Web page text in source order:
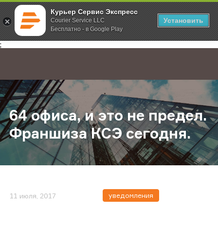
Курьер Сервис Экспресс
Courier Service LLC
Бесплатно - в Google Play
Установить
;
Главная О компании Новости 64 офиса, и это не предел.
64 офиса, и это не предел.
Франшиза КСЭ сегодня.
11 июля, 2017 уведомления